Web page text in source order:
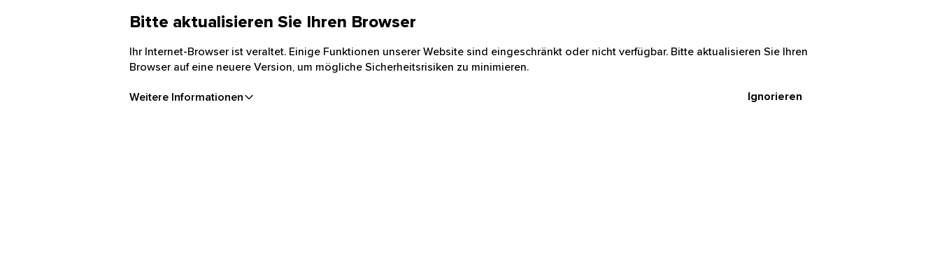
Bitte aktualisieren Sie Ihren Browser
Ihr Internet-Browser ist veraltet. Einige Funktionen unserer Website sind eingeschränkt oder nicht verfügbar. Bitte aktualisieren Sie Ihren
Browser auf eine neuere Version, um mögliche Sicherheitsrisiken zu minimieren.
Weitere Informationen Ignorieren